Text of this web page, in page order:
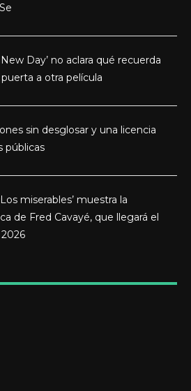
Day’ no aclara qué recuerda
a otra película
sin desglosar y una licencia
públicas
miserables’ muestra la
de Fred Cavayé, que llegará el